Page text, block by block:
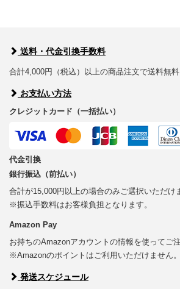
送料・代金引換手数料
合計4,000円（税込）以上の商品注文で送料無料
お支払い方法
クレジットカード（一括払い）
代金引換
銀行振込（前払い）
合計が15,000円以上の場合のみご選択いただけ
※振込手数料はお客様負担となります。
Amazon Pay
お持ちのAmazonアカウントの情報を使ってご
※Amazonのポイントはご利用いただけません。
発送スケジュール